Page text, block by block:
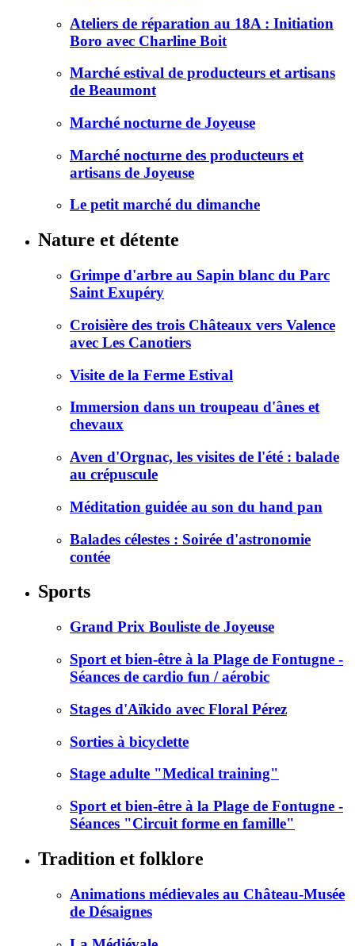
Ateliers de réparation au 18A : Initiation
Boro avec Charline Boit
Marché estival de producteurs et artisans
de Beaumont
Marché nocturne de Joyeuse
Marché nocturne des producteurs et
artisans de Joyeuse
Le petit marché du dimanche
Nature et détente
Grimpe d'arbre au Sapin blanc du Parc
Saint Exupéry
Croisière des trois Châteaux vers Valence
avec Les Canotiers
Visite de la Ferme Estival
Immersion dans un troupeau d'ânes et
chevaux
Aven d'Orgnac, les visites de l'été : balade
au crépuscule
Méditation guidée au son du hand pan
Balades célestes : Soirée d'astronomie
contée
Sports
Grand Prix Bouliste de Joyeuse
Sport et bien-être à la Plage de Fontugne -
Séances de cardio fun / aérobic
Stages d'Aïkido avec Floral Pérez
Sorties à bicyclette
Stage adulte "Medical training"
Sport et bien-être à la Plage de Fontugne -
Séances "Circuit forme en famille"
Tradition et folklore
Animations médievales au Château-Musée
de Désaignes